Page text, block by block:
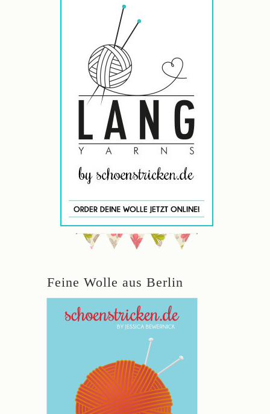
Feine Wolle aus Berlin